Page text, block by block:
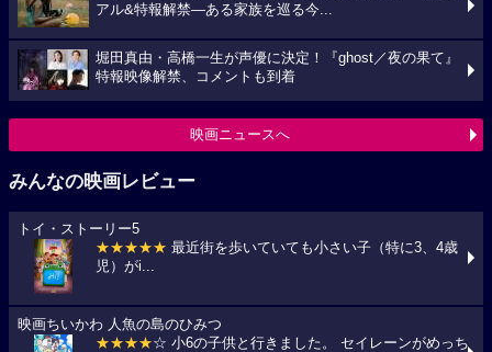
アル&特報解禁―ある家族を巡る今...
堀田真由・高橋一生が声優に決定！『ghost／夜の果て』
特報映像解禁、コメントも到着
映画ニュースへ
みんなの映画レビュー
トイ・ストーリー5
★★★★★ 最近街を歩いていても小さい子（特に3、4歳
児）がi...
映画ちいかわ 人魚の島のひみつ
★★★★☆ 小6の子供と行きました。 セイレーンがめっち